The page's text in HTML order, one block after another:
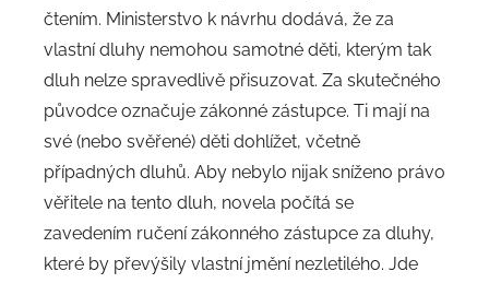
čtením. Ministerstvo k návrhu dodává, že za
vlastní dluhy nemohou samotné děti, kterým tak
dluh nelze spravedlivě přisuzovat. Za skutečného
původce označuje zákonné zástupce. Ti mají na
své (nebo svěřené) děti dohlížet, včetně
případných dluhů. Aby nebylo nijak sníženo právo
věřitele na tento dluh, novela počítá se
zavedením ručení zákonného zástupce za dluhy,
které by převýšily vlastní jmění nezletilého. Jde